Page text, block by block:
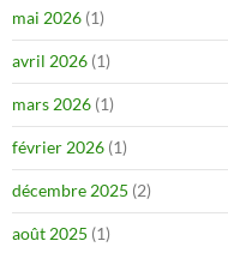
mai 2026 (1)
avril 2026 (1)
mars 2026 (1)
février 2026 (1)
décembre 2025 (2)
août 2025 (1)